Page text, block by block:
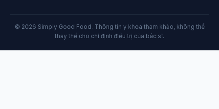
© 2026 Simply Good Food. Thông tin y khoa tham khảo, không thể
thay thế cho chỉ định điều trị của bác sĩ.